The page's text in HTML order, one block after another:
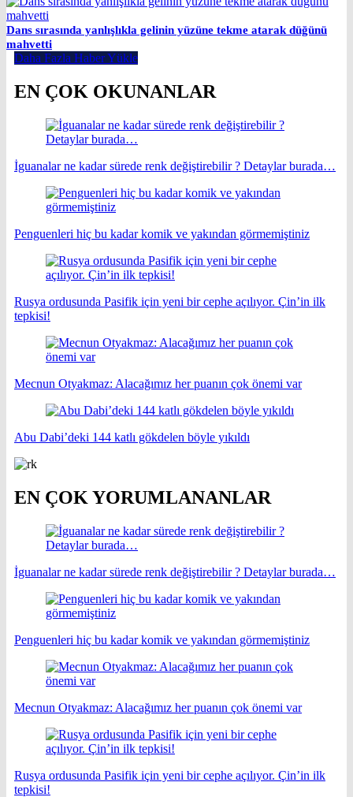
Dans sırasında yanlışlıkla gelinin yüzüne tekme atarak düğünü
mahvetti
Daha Fazla Haber Yükle
EN ÇOK OKUNANLAR
İguanalar ne kadar sürede renk değiştirebilir ? Detaylar burada…
Penguenleri hiç bu kadar komik ve yakından görmemiştiniz
Rusya ordusunda Pasifik için yeni bir cephe açılıyor. Çin’in ilk
tepkisi!
Mecnun Otyakmaz: Alacağımız her puanın çok önemi var
Abu Dabi’deki 144 katlı gökdelen böyle yıkıldı
EN ÇOK YORUMLANANLAR
İguanalar ne kadar sürede renk değiştirebilir ? Detaylar burada…
Penguenleri hiç bu kadar komik ve yakından görmemiştiniz
Mecnun Otyakmaz: Alacağımız her puanın çok önemi var
Rusya ordusunda Pasifik için yeni bir cephe açılıyor. Çin’in ilk
tepkisi!